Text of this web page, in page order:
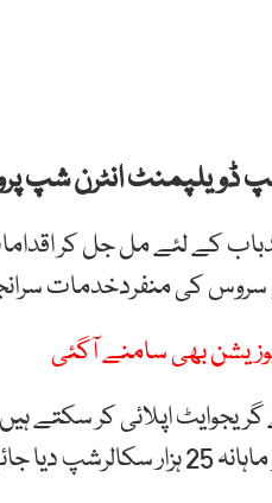
انٹرن شپ
کے لئے مل جل کر
کی منفردخدمات
بھی سامنے آگئی
گریجوایٹ اپلائی کر
گا۔